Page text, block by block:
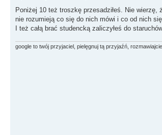
Poniżej 10 też troszkę przesadziłeś. Nie
nie rozumieją co się do nich mówi i co od nich się
I też całą brać studencką zaliczyłeś do
google to twój przyjaciel, pielęgnuj tą przyjaźń,